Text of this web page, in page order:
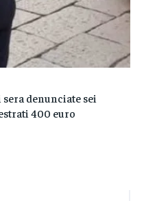
denunciate sei
400 euro